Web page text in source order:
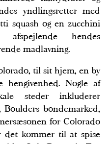
yndlingsretter med
squash og en zucchini
afspejlende hendes
madlavning.
til sit hjem, en by
Nogle af
steder inkluderer
Boulders bondemarked,
for Colorado
det kommer til at spise